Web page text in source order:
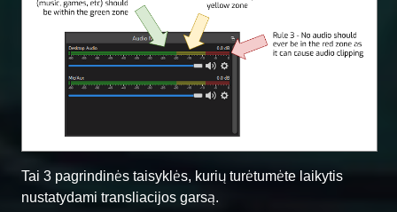
Tai 3 pagrindinės taisyklės, kurių turėtumėte laikytis
nustatydami transliacijos garsą.